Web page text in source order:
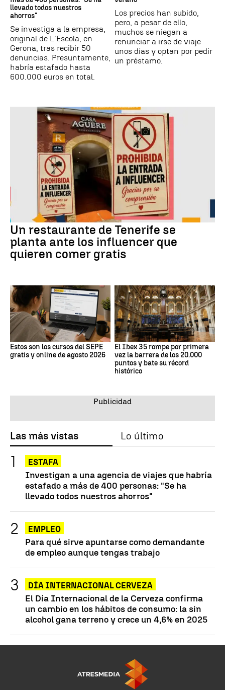
llevado todos nuestros
ahorros"
Se investiga a la empresa,
original de L'Escola, en
Gerona, tras recibir 50
denuncias. Presuntamente,
habría estafado hasta
600.000 euros en total.
Los precios han subido,
pero, a pesar de ello,
muchos se niegan a
renunciar a irse de viaje
unos días y optan por pedir
un préstamo.
Un restaurante de Tenerife se
planta ante los influencer que
quieren comer gratis
Estos son los cursos del SEPE
gratis y online de agosto 2026
El Ibex 35 rompe por primera
vez la barrera de los 20.000
puntos y bate su récord
histórico
Las más vistas Lo último
ESTAFA
Investigan a una agencia de viajes que habría
estafado a más de 400 personas: "Se ha
llevado todos nuestros ahorros"
EMPLEO
Para qué sirve apuntarse como demandante
de empleo aunque tengas trabajo
DÍA INTERNACIONAL CERVEZA
El Día Internacional de la Cerveza confirma
un cambio en los hábitos de consumo: la sin
alcohol gana terreno y crece un 4,6% en 2025